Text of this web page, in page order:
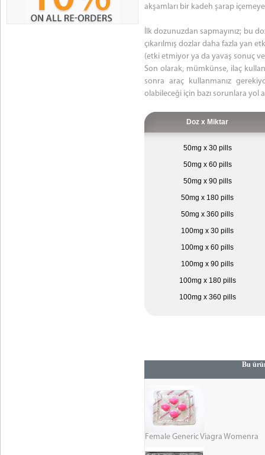
akşamları bir kadeh şarap
İlk dozunuzdan sapmayınız; bu
çıkarılmış dozlar daha fazla yan
(etki etmiyor ya da yavaş sonuç
Son olarak, mümkünse, ilaç
sonra araç kullanmanız
olabileceği için bazı sorunlara yol
Doz x Miktar
50mg x 30 pills
50mg x 60 pills
50mg x 90 pills
50mg x 180 pills
50mg x 360 pills
100mg x 30 pills
100mg x 60 pills
100mg x 90 pills
100mg x 180 pills
100mg x 360 pills
Bu
Female Generic Viagra Womenra